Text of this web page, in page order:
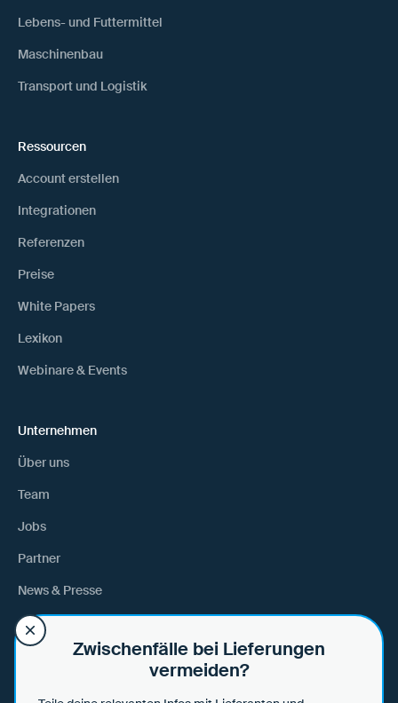
Lebens- und Futtermittel
Maschinenbau
Transport und Logistik
Ressourcen
Account erstellen
Integrationen
Referenzen
Preise
White Papers
Lexikon
Webinare & Events
Unternehmen
Über uns
Team
Jobs
Partner
News & Presse
Anfahrt
Zwischenfälle bei Lieferungen
vermeiden?